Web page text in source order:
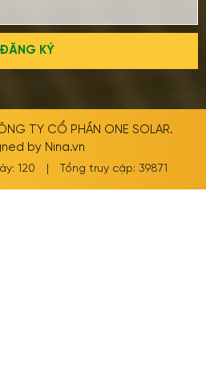
ĐĂNG KÝ
TY CỔ PHẦN ONE SOLAR.
by Nina.vn
120 Tổng truy cập: 39871